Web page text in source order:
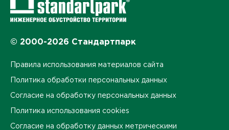
© 2000-2026 Стандартпарк
Правила использования материалов сайта
Политика обработки персональных данных
Согласие на обработку персональных данных
Политика использования cookies
Согласие на обработку данных метрическими